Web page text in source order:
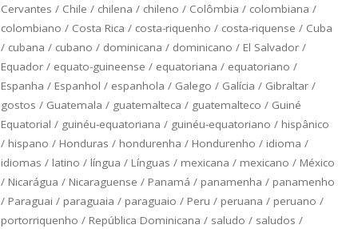
Cervantes / Chile / chilena / chileno / Colômbia / colombiana /
colombiano / Costa Rica / costa-riquenho / costa-riquense / Cuba
/ cubana / cubano / dominicana / dominicano / El Salvador/
Equador/ equato-guineense / equatoriana / equatoriano /
Espanha / Espanhol / espanhola / Galego / Galícia / Gibraltar/
gostos / Guatemala / guatemalteca / guatemalteco / Guiné
Equatorial / guinéu-equatoriana / guinéu-equatoriano / hispânico
/ hispano / Honduras / hondurenha / Hondurenho / idioma /
idiomas / latino / língua / Línguas / mexicana / mexicano / México
/ Nicarágua / Nicaraguense / Panamá / panamenha / panamenho
/ Paraguai / paraguaia / paraguaio / Peru / peruana / peruano /
portorriquenho / República Dominicana / saludo / saludos /